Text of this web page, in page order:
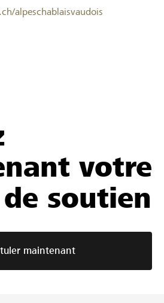
alpeschablaisvaudois
votre
soutien
maintenant